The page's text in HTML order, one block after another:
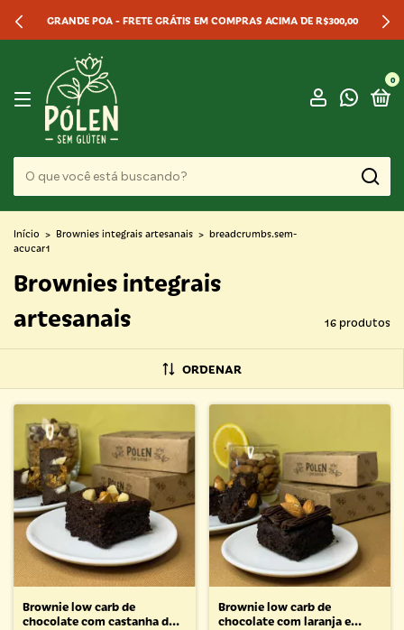
GRANDE POA - FRETE GRÁTIS EM COMPRAS ACIMA DE R$300,00
0
Início > Brownies integrais artesanais > breadcrumbs.sem-
acucar1
Brownies integrais
artesanais
16 produtos
ORDENAR
Brownie low carb de
chocolate com castanha do
Brownie low carb de
chocolate com laranja e